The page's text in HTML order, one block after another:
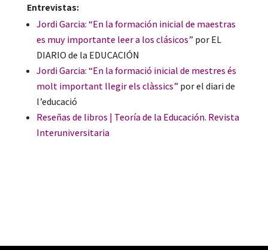
Entrevistas:
Jordi Garcia: “En la formación inicial de maestras
es muy importante leer a los clásicos” por EL
DIARIO de la EDUCACIÓN
Jordi Garcia: “En la formació inicial de mestres és
molt important llegir els clàssics” por el diari de
l’educació
Reseñas de libros | Teoría de la Educación. Revista
Interuniversitaria